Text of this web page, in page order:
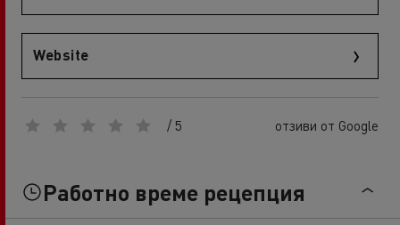
Website
/ 5 отзиви от Google
Работно време рецепция